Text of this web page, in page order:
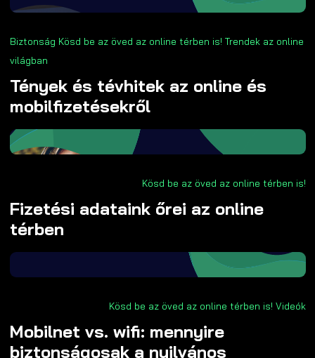
Biztonság Kösd be az öved az online térben is! Trendek az online
világban
Tények és tévhitek az online és
mobilfizetésekről
Kösd be az öved az online térben is!
Fizetési adataink őrei az online
térben
Kösd be az öved az online térben is! Videók
Mobilnet vs. wifi: mennyire
biztonságosak a nyilvános